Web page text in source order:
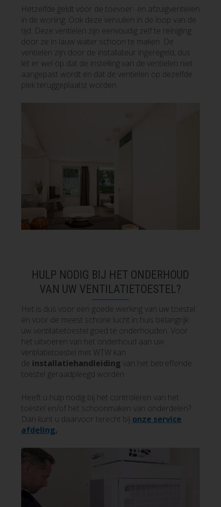
Hetzelfde geldt voor de toevoer- en afzuigventielen
in de woning. Ook deze vervuilen in de loop van de
tijd. Deze ventielen zijn eenvoudig zelf te reiniging
door ze in lauw water schoon te maken. De
ventielen zijn door de installateur ingeregeld, dus
let er wel op dat de instelling van de ventielen niet
aangepast wordt en dat de ventielen op dezelfde
plek teruggeplaatst worden.
HULP NODIG BIJ HET ONDERHOUD
VAN UW VENTILATIETOESTEL?
Het is dus voor een goede werking van uw toestel
én voor de meest schone lucht in huis belangrijk
uw ventilatietoestel goed te onderhouden. Voor
het uitvoeren van het onderhoud aan uw
ventilatietoestel met WTW kan
de installatiehandleiding van het betreffende
toestel geraadpleegd worden.
Heeft u hulp nodig bij het controleren van het
toestel en/of het schoonmaken van onderdelen?
Dan kunt u daarvoor terecht bij onze service
afdeling.